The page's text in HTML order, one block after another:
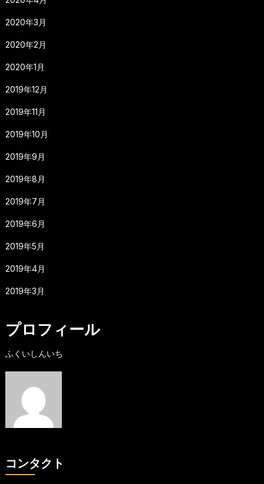
2020年3月
2020年2月
2020年1月
2019年12月
2019年11月
2019年10月
2019年9月
2019年8月
2019年7月
2019年6月
2019年5月
2019年4月
2019年3月
プロフィール
ふくいしんいち
コンタクト